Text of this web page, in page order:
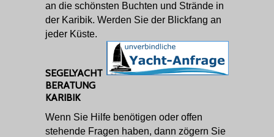
an die schönsten Buchten und Strände in
der Karibik. Werden Sie der Blickfang an
jeder Küste.
SEGELYACHT
BERATUNG
KARIBIK
Wenn Sie Hilfe benötigen oder offen
stehende Fragen haben, dann zögern Sie